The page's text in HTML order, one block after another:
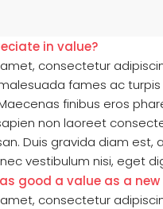
in value?
consectetur
fames ac turpis
finibus eros
non laoreet
Duis gravida diam
vestibulum nisi, eget
good a value as a new
consectetur